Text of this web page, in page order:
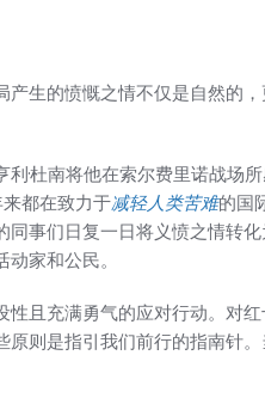
产生的愤慨之情不仅是自然的
·杜南将他在索尔费里诺战场
都在致力于减轻人类苦难的国
同事们日复一日将义愤之情
家和公民。
性且充满勇气的应对行动。对
原则是指引我们前行的指南针